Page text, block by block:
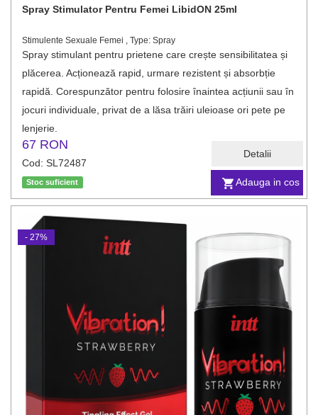
Adauga in cos
Detalii
Spray Stimulator Pentru Femei LibidON 25ml
Stimulente Sexuale Femei , Type: Spray
Spray stimulant pentru prietene care crește sensibilitatea și
plăcerea. Acționează rapid, urmare rezistent și absorbție
rapidă. Corespunzător pentru folosire înaintea acțiunii sau în
jocuri individuale, privat de a lăsa trăiri uleioase ori pete pe
lenjerie.
67 RON
Cod: SL72487
Stoc suficient
- 27%